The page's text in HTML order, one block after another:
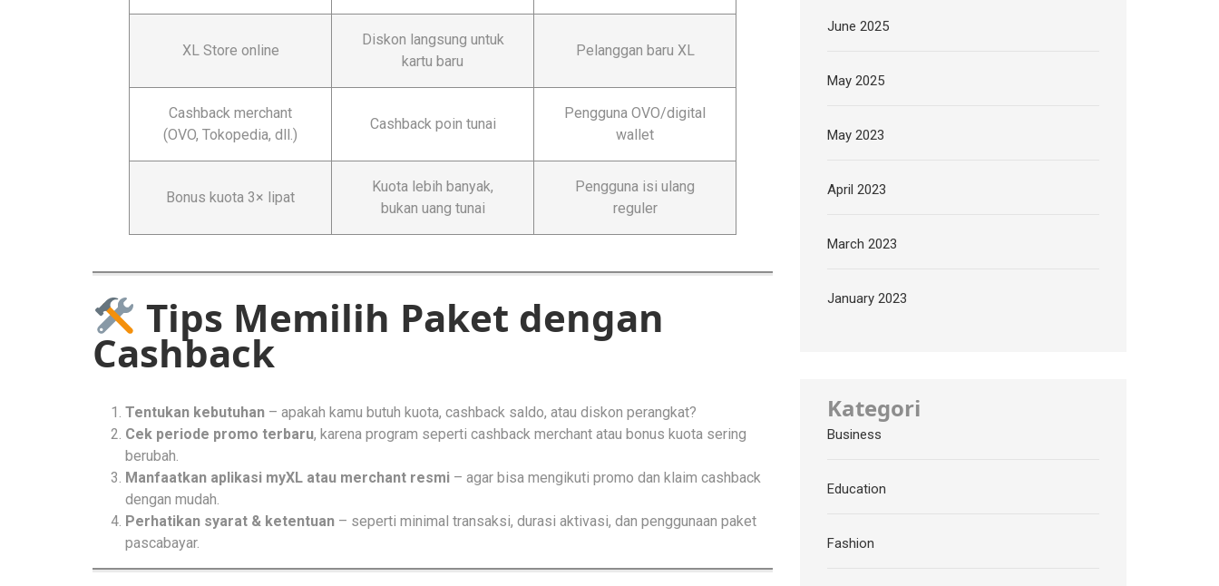
XL Store online
Diskon langsung untuk
kartu baru
Pelanggan baru XL
Cashback merchant
(OVO, Tokopedia, dll.)
Cashback poin tunai
Pengguna OVO/digital
wallet
Bonus kuota 3× lipat
Kuota lebih banyak,
bukan uang tunai
Pengguna isi ulang
reguler
Tips Memilih Paket dengan
Cashback
Tentukan kebutuhan – apakah kamu butuh kuota, cashback saldo, atau diskon perangkat?
Cek periode promo terbaru, karena program seperti cashback merchant atau bonus kuota sering
berubah.
Manfaatkan aplikasi myXL atau merchant resmi – agar bisa mengikuti promo dan klaim cashback
dengan mudah.
Perhatikan syarat & ketentuan – seperti minimal transaksi, durasi aktivasi, dan penggunaan paket
pascabayar.
June 2025
May 2025
May 2023
April 2023
March 2023
January 2023
Kategori
Business
Education
Fashion